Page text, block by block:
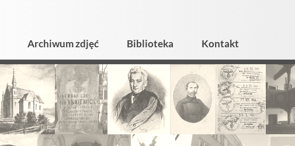
Archiwum zdjęć Biblioteka Kontakt